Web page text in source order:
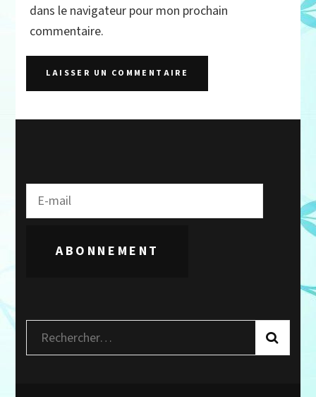
dans le navigateur pour mon prochain
commentaire.
ABONNEMENT
Rechercher :